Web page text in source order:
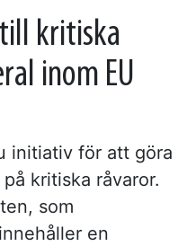
kritiska
inom EU
initiativ för att göra
kritiska råvaror.
som
en